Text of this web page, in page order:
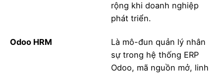
rộng khi doanh nghiệp
phát triển.
Odoo HRM
Là mô-đun quản lý nhân
sự trong hệ thống ERP
Odoo, mã nguồn mở, linh